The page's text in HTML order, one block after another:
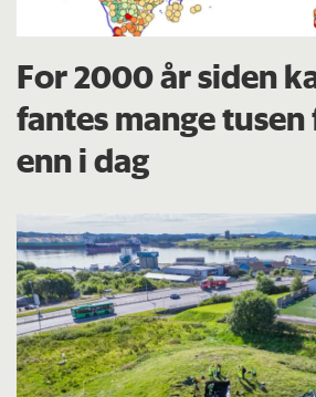
For 2000 år siden
fantes mange
enn i dag